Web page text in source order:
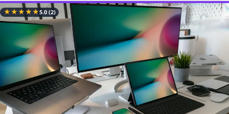
★★★★★5.0(2)